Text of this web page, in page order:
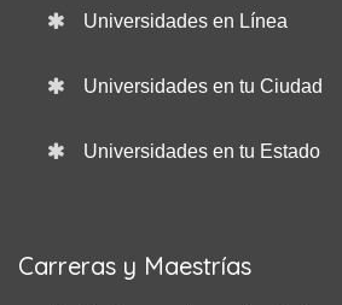
Universidades en Línea
Universidades en tu Ciudad
Universidades en tu Estado
Carreras y Maestrías